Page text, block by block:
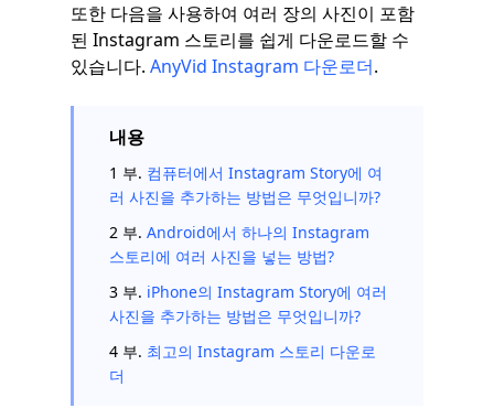
또한 다음을 사용하여 여러 장의 사진이 포함
된 Instagram 스토리를 쉽게 다운로드할 수
있습니다. AnyVid Instagram 다운로더.
내용
1 부. 컴퓨터에서 Instagram Story에 여
러 사진을 추가하는 방법은 무엇입니까?
2 부. Android에서 하나의 Instagram
스토리에 여러 사진을 넣는 방법?
3 부. iPhone의 Instagram Story에 여러
사진을 추가하는 방법은 무엇입니까?
4 부. 최고의 Instagram 스토리 다운로
더